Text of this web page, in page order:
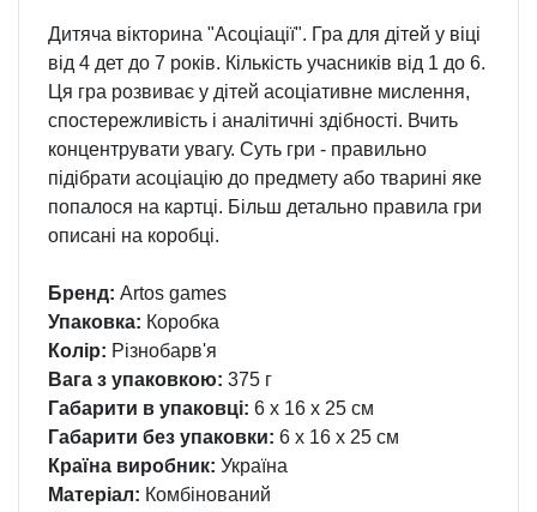
Дитяча вікторина "Асоціації". Гра для дітей у віці
від 4 дет до 7 років. Кількість учасників від 1 до 6.
Ця гра розвиває у дітей асоціативне мислення,
спостережливість і аналітичні здібності. Вчить
концентрувати увагу. Суть гри - правильно
підібрати асоціацію до предмету або тварині яке
попалося на картці. Більш детально правила гри
описані на коробці.
Бренд: Artos games
Упаковка: Коробка
Колір: Різнобарв'я
Вага з упаковкою: 375 г
Габарити в упаковці: 6 x 16 x 25 см
Габарити без упаковки: 6 x 16 x 25 см
Країна виробник: Україна
Матеріал: Комбінований